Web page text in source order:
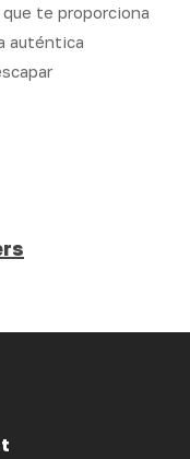
te proporciona
auténtica